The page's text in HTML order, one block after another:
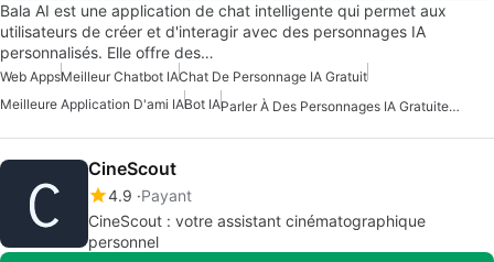
Bala AI est une application de chat intelligente qui permet aux
utilisateurs de créer et d'interagir avec des personnages IA
personnalisés. Elle offre des…
Web AppsMeilleur Chatbot IAChat De Personnage IA Gratuit
Meilleure Application D'ami IABot IA Parler À Des Personnages IA Gratuitement
CineScout
4.9 Payant
CineScout : votre assistant cinématographique
personnel